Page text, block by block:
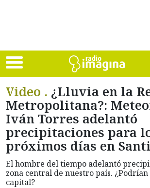
Video . ¿Lluvia en la
Metropolitana?:
Iván Torres adelantó
precipitaciones para
próximos días en
El hombre del tiempo adelantó
zona central de nuestro país.
capital?